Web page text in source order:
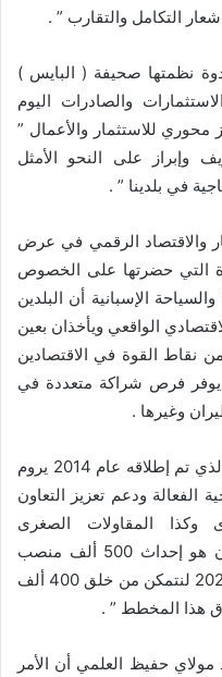
شعار التكامل والتقارب ” .
نظمتها صحيفة ( البايس )
والصادرات اليوم
للاستثمار والأعمال ”
وإبراز على النحو الأمثل
في بلدينا ” .
والاقتصاد الرقمي في عرض
التي حضرتها على الخصوص
الإسبانية أن البلدين
الواقعي ويأخذان بعين
نقاط القوة في الاقتصادين
يوفر فرص شراكة متعددة في
وغيرها .
وأوضح أن مخطط التسريع الصناعي الذي تم إطلاقه عام 2014 يروم
الفعالة ودعم تعزيز التعاون
وكذا المقاولات الصغرى
والمتوسطة مضيفا أن ” طموحنا كان هو إحداث 500 ألف منصب
شغل في القطاع الصناعي في أفق 2020 لنتمكن من خلق 400 ألف
هذا المخطط ” .
حفيظ العلمي أن الأمر